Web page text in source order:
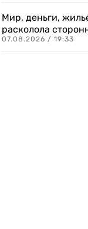
Мир, деньги,
расколола
07.08.2026 / 19:33